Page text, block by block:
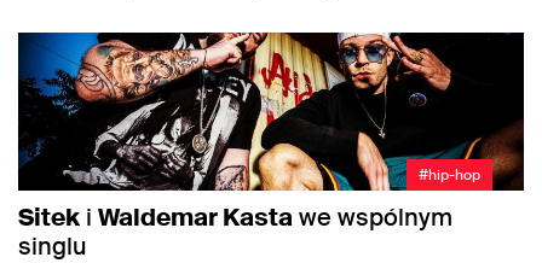
#hip-hop
Sitek i Waldemar Kastawe wspólnym
singlu